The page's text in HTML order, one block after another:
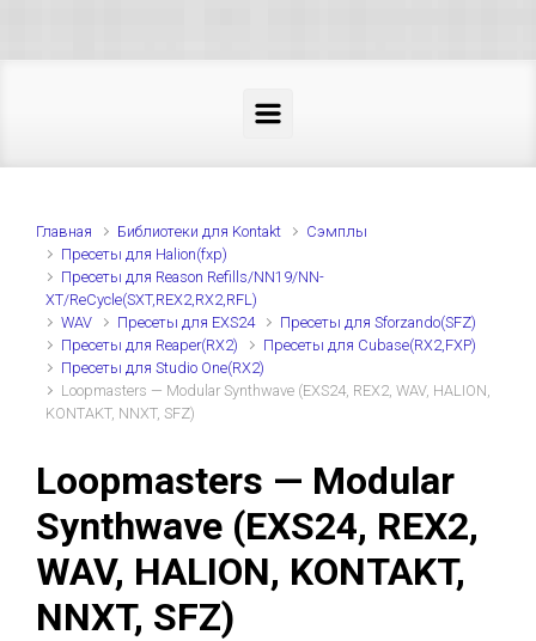
Главная Библиотеки для Kontakt
Cэмплы
Пресеты для Halion(fxp)
Пресеты для Reason Refills/NN19/NN-
XT/ReCycle(SXT,REX2,RX2,RFL)
WAV
Пресеты для EXS24
Пресеты для Sforzando(SFZ)
Пресеты для Reaper(RX2)
Пресеты для Cubase(RX2,FXP)
Пресеты для Studio One(RX2)
Loopmasters — Modular Synthwave (EXS24, REX2, WAV, HALION,
KONTAKT, NNXT, SFZ)
Loopmasters — Modular
Synthwave (EXS24, REX2,
WAV, HALION, KONTAKT,
NNXT, SFZ)